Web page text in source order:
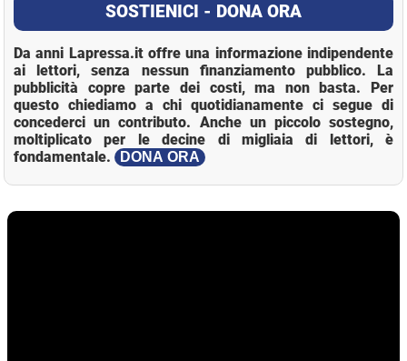
SOSTIENICI - DONA ORA
Da anni Lapressa.it offre una informazione indipendente
ai lettori, senza nessun finanziamento pubblico. La
pubblicità copre parte dei costi, ma non basta. Per
questo chiediamo a chi quotidianamente ci segue di
concederci un contributo. Anche un piccolo sostegno,
moltiplicato per le decine di migliaia di lettori, è
fondamentale.
DONA ORA